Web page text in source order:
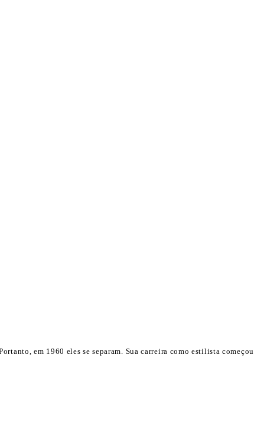
em 1960 eles se separam. Sua carreira como estilista começou